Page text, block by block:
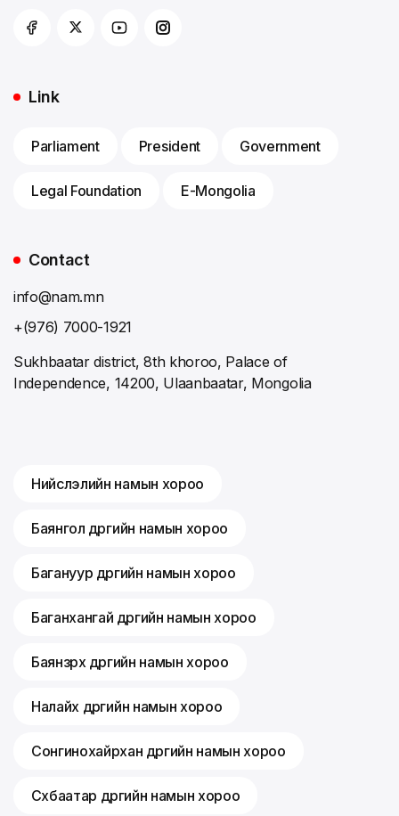
Link
Parliament President Government
Legal Foundation E-Mongolia
Contact
info@nam.mn
+(976) 7000-1921
Sukhbaatar district, 8th khoroo, Palace of
Independence, 14200, Ulaanbaatar, Mongolia
Нийслэлийн намын хороо
Баянгол дүүргийн намын хороо
Багануур дүүргийн намын хороо
Баганхангай дүүргийн намын хороо
Баянзүрх дүүргийн намын хороо
Налайх дүүргийн намын хороо
Сонгинохайрхан дүүргийн намын хороо
Сүхбаатар дүүргийн намын хороо